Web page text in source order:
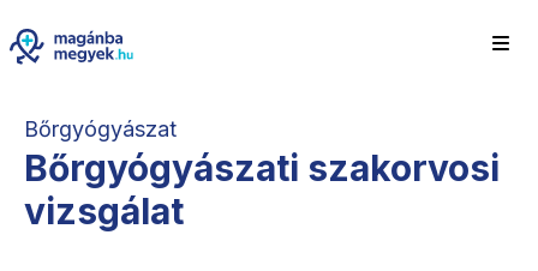
Bőrgyógyászat
Bőrgyógyászati szakorvosi
vizsgálat